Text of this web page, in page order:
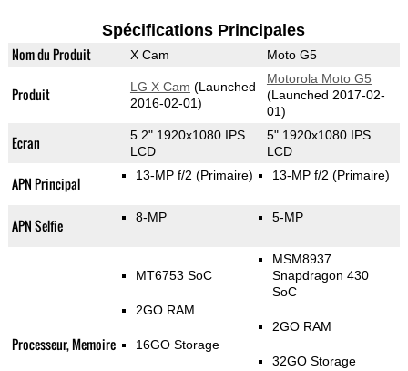
Spécifications Principales
Nom du Produit X Cam Moto G5
Produit LG X Cam (Launched
2016-02-01)
Motorola Moto G5
(Launched 2017-02-
01)
Ecran
5.2" 1920x1080 IPS
LCD
5" 1920x1080 IPS
LCD
APN Principal 13-MP f/2 (Primaire) 13-MP f/2 (Primaire)
APN Selfie 8-MP 5-MP
Processeur, Memoire
MT6753 SoC
2GO RAM
16GO Storage
MSM8937
Snapdragon 430
SoC
2GO RAM
32GO Storage